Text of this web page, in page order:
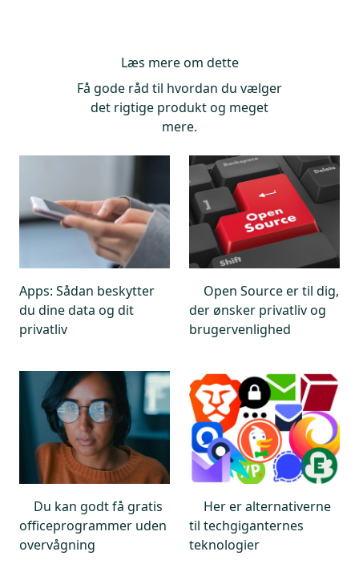
Læs mere om dette
Få gode råd til hvordan du vælger
det rigtige produkt og meget
mere.
Apps: Sådan beskytter
du dine data og dit
privatliv
Open Source er til dig,
der ønsker privatliv og
brugervenlighed
Du kan godt få gratis
officeprogrammer uden
overvågning
Her er alternativerne
til techgiganternes
teknologier